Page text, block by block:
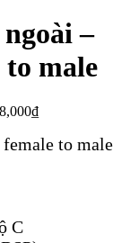
–
male
to male
C